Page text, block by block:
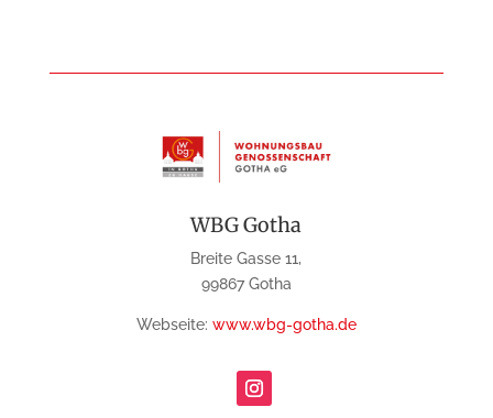
WBG Gotha
Breite Gasse 11,
99867 Gotha
Webseite: www.wbg-gotha.de